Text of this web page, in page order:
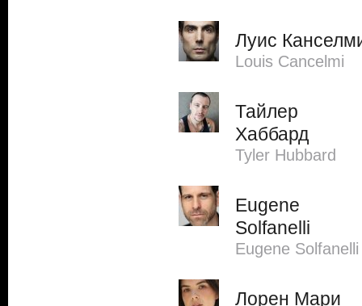
Луис
Louis Cancelmi
Тайлер
Хаббард
Tyler Hubbard
Eugene
Solfanelli
Eugene Solfanelli
Лорен Мари